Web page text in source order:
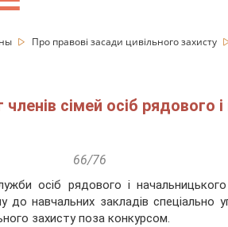
Про правові засади цивільного захисту
сімей осіб рядового
66/76
осіб рядового і начальницького
до навчальних закладів спеціально
захисту поза конкурсом.